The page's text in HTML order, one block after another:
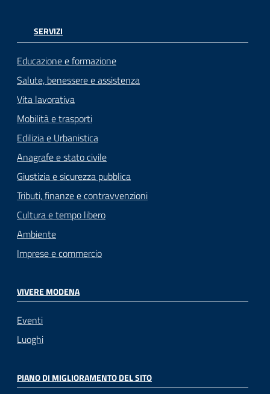
SERVIZI
Educazione e formazione
Salute, benessere e assistenza
Vita lavorativa
Mobilità e trasporti
Edilizia e Urbanistica
Anagrafe e stato civile
Giustizia e sicurezza pubblica
Tributi, finanze e contravvenzioni
Cultura e tempo libero
Ambiente
Imprese e commercio
VIVERE MODENA
Eventi
Luoghi
PIANO DI MIGLIORAMENTO DEL SITO